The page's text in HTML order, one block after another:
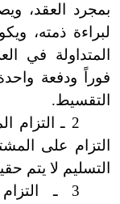
بمجرد العقد،
لبراءة ذمته،
المتداولة في
فوراً ودفعة
التقسيط.
2 ـ التزام المشتري تسلّم المبيع:
التزام على
التسليم لا يتم
3 ـ